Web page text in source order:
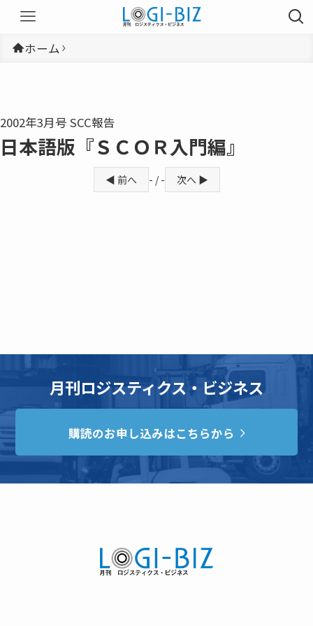
ホーム
2002年3月号 SCC報告
日本語版『ＳＣＯＲ入門編』
◀ 前へ - / - 次へ ▶
月刊ロジスティクス・ビジネス
購読のお申し込みはこちらから